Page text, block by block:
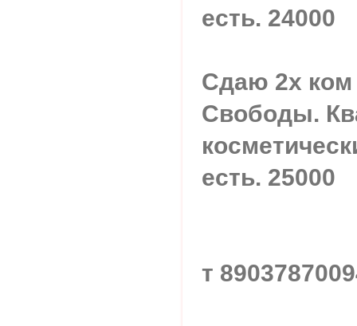
есть. 24000
Сдаю 2х ком
Свободы.
есть. 25000
т